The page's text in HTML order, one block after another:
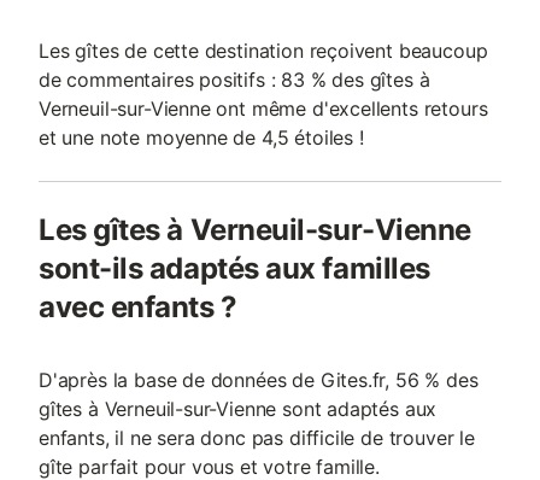
Les gîtes de cette destination reçoivent beaucoup
de commentaires positifs : 83 % des gîtes à
Verneuil-sur-Vienne ont même d'excellents retours
et une note moyenne de 4,5 étoiles !
Les gîtes à Verneuil-sur-Vienne
sont-ils adaptés aux familles
avec enfants ?
D'après la base de données de Gites.fr, 56 % des
gîtes à Verneuil-sur-Vienne sont adaptés aux
enfants, il ne sera donc pas difficile de trouver le
gîte parfait pour vous et votre famille.